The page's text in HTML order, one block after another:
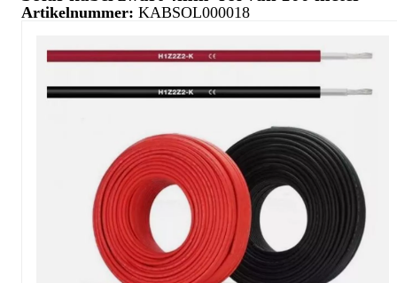
Artikelnummer: KABSOL000018